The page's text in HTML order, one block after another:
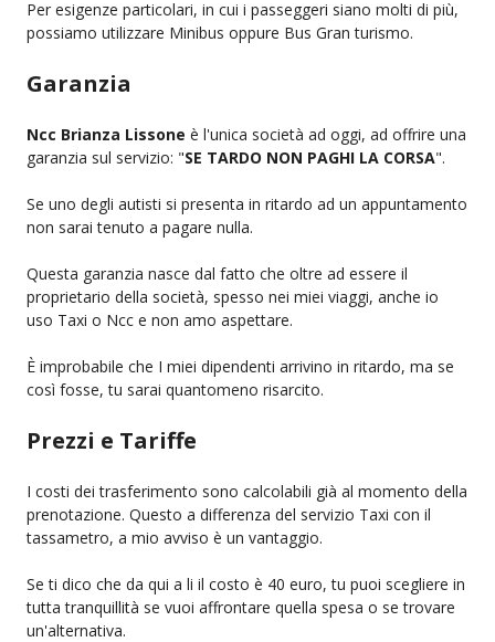
Per esigenze particolari, in cui i passeggeri siano molti di più,
possiamo utilizzare Minibus oppure Bus Gran turismo.
Garanzia
Ncc Brianza Lissone è l'unica società ad oggi, ad offrire una
garanzia sul servizio: "SE TARDO NON PAGHI LA CORSA".
Se uno degli autisti si presenta in ritardo ad un appuntamento
non sarai tenuto a pagare nulla.
Questa garanzia nasce dal fatto che oltre ad essere il
proprietario della società, spesso nei miei viaggi, anche io
uso Taxi o Ncc e non amo aspettare.
È improbabile che I miei dipendenti arrivino in ritardo, ma se
così fosse, tu sarai quantomeno risarcito.
Prezzi e Tariffe
I costi dei trasferimento sono calcolabili già al momento della
prenotazione. Questo a differenza del servizio Taxi con il
tassametro, a mio avviso è un vantaggio.
Se ti dico che da qui a li il costo è 40 euro, tu puoi scegliere in
tutta tranquillità se vuoi affrontare quella spesa o se trovare
un'alternativa.